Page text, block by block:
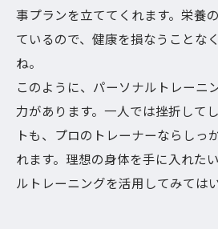
事プランを立ててくれます。栄養
ているので、健康を損なうことな
ね。
このように、パーソナルトレーニ
力があります。一人では挫折して
トも、プロのトレーナーならしっ
れます。理想の身体を手に入れた
ルトレーニングを活用してみては